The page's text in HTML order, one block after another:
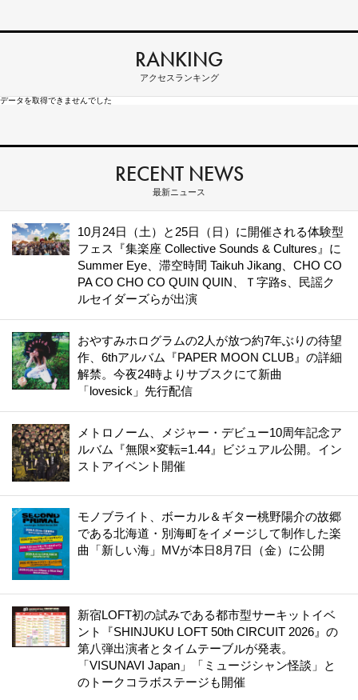
RANKING
アクセスランキング
データを取得できませんでした
RECENT NEWS
最新ニュース
10月24日（土）と25日（日）に開催される体験型
フェス『集楽座 Collective Sounds & Cultures』に
Summer Eye、滞空時間 Taikuh Jikang、CHO CO
PA CO CHO CO QUIN QUIN、Ｔ字路s、民謡ク
ルセイダーズらが出演
おやすみホログラムの2人が放つ約7年ぶりの待望
作、6thアルバム『PAPER MOON CLUB』の詳細
解禁。今夜24時よりサブスクにて新曲
「lovesick」先行配信
メトロノーム、メジャー・デビュー10周年記念ア
ルバム『無限×変転=1.44』ビジュアル公開。イン
ストアイベント開催
モノブライト、ボーカル＆ギター桃野陽介の故郷
である北海道・別海町をイメージして制作した楽
曲「新しい海」MVが本日8月7日（金）に公開
新宿LOFT初の試みである都市型サーキットイベ
ント『SHINJUKU LOFT 50th CIRCUIT 2026』の
第八弾出演者とタイムテーブルが発表。
「VISUNAVI Japan」「ミュージシャン怪談」と
のトークコラボステージも開催